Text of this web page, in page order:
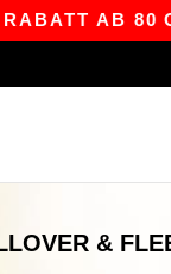
80 CHF
&